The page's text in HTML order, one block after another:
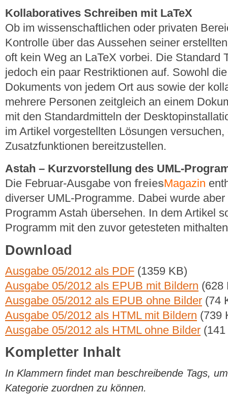
Kollaboratives Schreiben mit LaTeX
Ob im wissenschaftlichen oder privaten
Kontrolle über das Aussehen seiner
oft kein Weg an LaTeX vorbei. Die Standard
jedoch ein paar Restriktionen auf. Sowohl
Dokuments von jedem Ort aus sowie der
mehrere Personen zeitgleich an einem
mit den Standardmitteln der
im Artikel vorgestellten Lösungen
Zusatzfunktionen bereitzustellen.
Astah – Kurzvorstellung des UML-
Die Februar-Ausgabe von freiesMagazin
diverser UML-Programme. Dabei wurde
Programm Astah übersehen. In dem Artikel
Programm mit den zuvor getesteten
Download
Ausgabe 05/2012 als PDF (1359 KB)
Ausgabe 05/2012 als EPUB mit Bildern (628
Ausgabe 05/2012 als EPUB ohne Bilder (74
Ausgabe 05/2012 als HTML mit Bildern (739
Ausgabe 05/2012 als HTML ohne Bilder
Kompletter Inhalt
In Klammern findet man beschreibende Tags,
Kategorie zuordnen zu können.